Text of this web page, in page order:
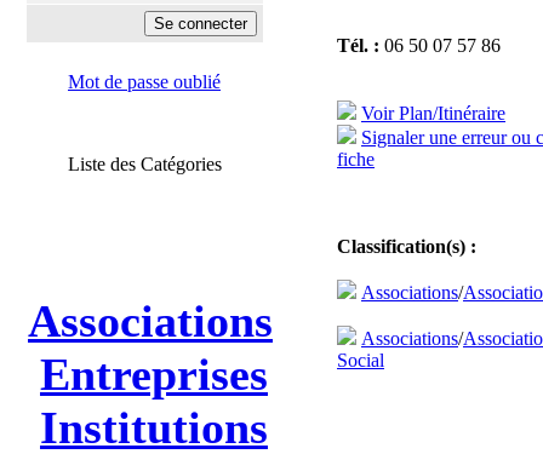
Mot de passe oublié
Liste des Catégories
Associations
Entreprises
Institutions
Tél. : 06 50 07 57 86
Voir Plan/Itinéraire
Signaler une erreur ou
fiche
Classification(s) :
Associations/
Associations/
Social